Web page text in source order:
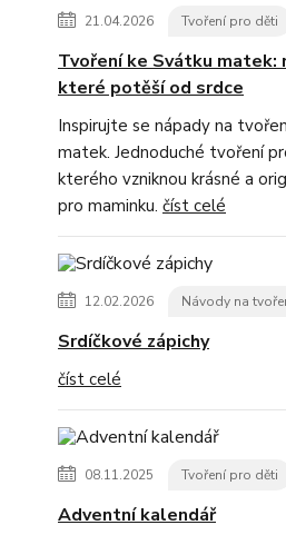
21.04.2026 Tvoření pro děti
Tvoření ke Svátku matek:
které potěší od srdce
Inspirujte se nápady na
matek. Jednoduché tvoření
kterého vzniknou krásné a
pro maminku. číst celé
12.02.2026 Návody na
Srdíčkové zápichy
číst celé
08.11.2025 Tvoření pro děti
Adventní kalendář